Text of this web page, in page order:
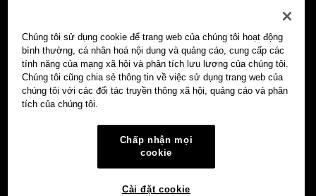
Chúng tôi sử dụng cookie để trang web của chúng tôi hoạt động
bình thường, cá nhân hoá nội dung và quảng cáo, cung cấp các
tính năng của mạng xã hội và phân tích lưu lượng của chúng tôi.
Chúng tôi cũng chia sẻ thông tin về việc sử dụng trang web của
chúng tôi với các đối tác truyền thông xã hội, quảng cáo và phân
tích của chúng tôi.
Chấp nhận mọi
cookie
Cài đặt cookie